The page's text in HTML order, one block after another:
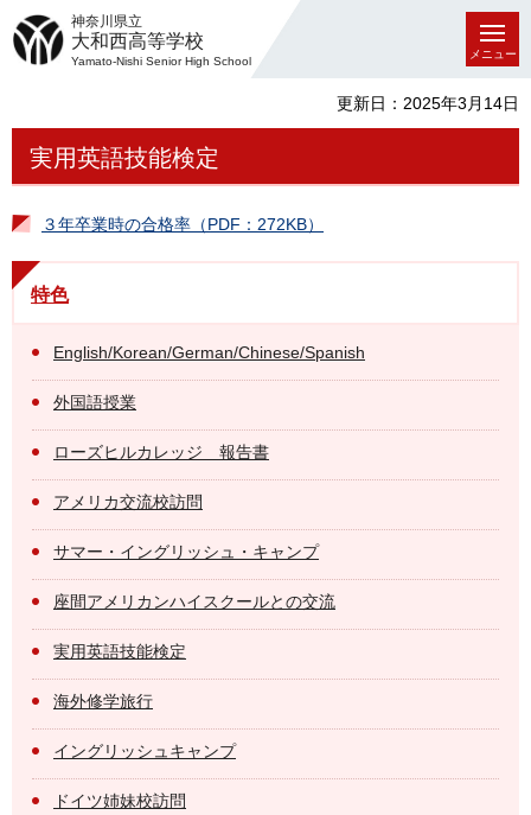
神奈川県立
大和西高等学校
Yamato-Nishi Senior High School
メニュー
更新日：2025年3月14日
実用英語技能検定
３年卒業時の合格率（PDF：272KB）
特色
English/Korean/German/Chinese/Spanish
外国語授業
ローズヒルカレッジ 報告書
アメリカ交流校訪問
サマー・イングリッシュ・キャンプ
座間アメリカンハイスクールとの交流
実用英語技能検定
海外修学旅行
イングリッシュキャンプ
ドイツ姉妹校訪問